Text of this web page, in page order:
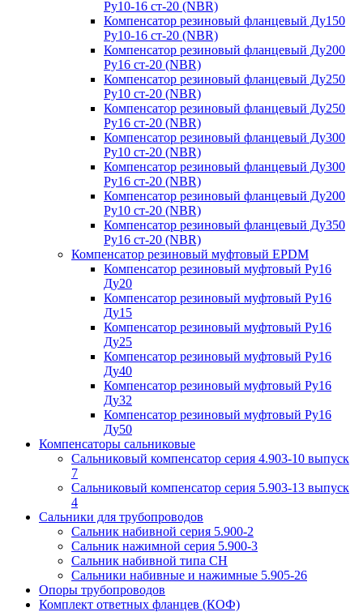
Ру10-16 ст-20 (NBR)
Компенсатор резиновый фланцевый Ду150
Ру10-16 ст-20 (NBR)
Компенсатор резиновый фланцевый Ду200
Ру16 ст-20 (NBR)
Компенсатор резиновый фланцевый Ду250
Ру10 ст-20 (NBR)
Компенсатор резиновый фланцевый Ду250
Ру16 ст-20 (NBR)
Компенсатор резиновый фланцевый Ду300
Ру10 ст-20 (NBR)
Компенсатор резиновый фланцевый Ду300
Ру16 ст-20 (NBR)
Компенсатор резиновый фланцевый Ду200
Ру10 ст-20 (NBR)
Компенсатор резиновый фланцевый Ду350
Ру16 ст-20 (NBR)
Компенсатор резиновый муфтовый EPDM
Компенсатор резиновый муфтовый Ру16
Ду20
Компенсатор резиновый муфтовый Ру16
Ду15
Компенсатор резиновый муфтовый Ру16
Ду25
Компенсатор резиновый муфтовый Ру16
Ду40
Компенсатор резиновый муфтовый Ру16
Ду32
Компенсатор резиновый муфтовый Ру16
Ду50
Компенсаторы сальниковые
Сальниковый компенсатор серия 4.903-10 выпуск
7
Сальниковый компенсатор серия 5.903-13 выпуск
4
Сальники для трубопроводов
Сальник набивной серия 5.900-2
Сальник нажимной серия 5.900-3
Сальник набивной типа СН
Сальники набивные и нажимные 5.905-26
Опоры трубопроводов
Комплект ответных фланцев (КОФ)